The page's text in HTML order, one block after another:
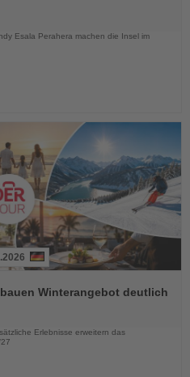
Esala Perahera machen die Insel im
Winterangebot deutlich
Erlebnisse erweitern das